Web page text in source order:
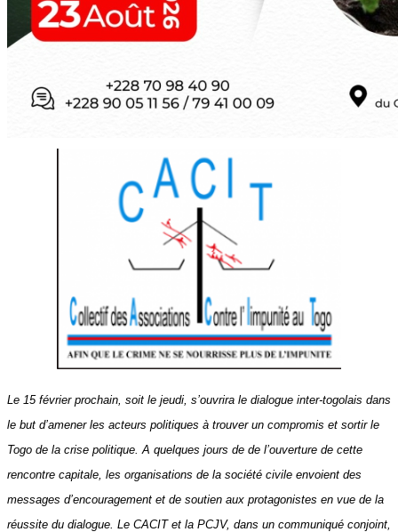
Le 15 février prochain, soit le jeudi, s’ouvrira le dialogue inter-togolais dans
le but d’amener les acteurs politiques à trouver un compromis et sortir le
Togo de la crise politique. A quelques jours de de l’ouverture de cette
rencontre capitale, les organisations de la société civile envoient des
messages d’encouragement et de soutien aux protagonistes en vue de la
réussite du dialogue. Le CACIT et la PCJV, dans un communiqué conjoint,